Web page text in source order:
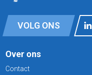
VOLG ONS
Over ons
Contact